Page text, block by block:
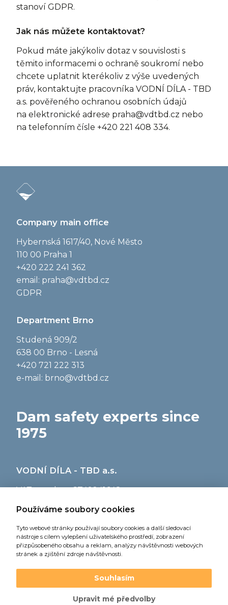
Používáme soubory cookies
Tyto webové stránky používají soubory cookies a další sledovací
nástroje s cílem vylepšení uživatelského prostředí, zobrazení
přizpůsobeného obsahu a reklam, analýzy návštěvnosti webových
stránek a zjištění zdroje návštěvnosti.
Souhlasím
Upravit mé předvolby
stanoví GDPR.
Jak nás můžete kontaktovat?
Pokud máte jakýkoliv dotaz v souvislosti s
těmito informacemi o ochraně soukromí nebo
chcete uplatnit kterékoliv z výše uvedených
práv, kontaktujte pracovníka VODNÍ DÍLA - TBD
a.s. pověřeného ochranou osobních údajů
na elektronické adrese praha@vdtbd.cz nebo
na telefonním čísle +420 221 408 334.
Company main office
Hybernská 1617/40, Nové Město
110 00 Praha 1
+420 222 241 362
email: praha@vdtbd.cz
GDPR
Department Brno
Studená 909/2
638 00 Brno - Lesná
+420 721 222 313
e-mail: brno@vdtbd.cz
Dam safety experts since
1975
VODNÍ DÍLA - TBD a.s.
VAT number: CZ49241648
digitální agentura 321